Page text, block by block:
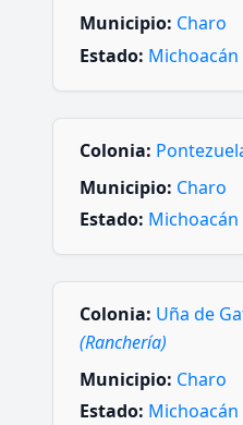
Municipio: Charo
Estado:
Colonia:
Municipio: Charo
Estado:
Colonia: Uña de
(Ranchería)
Municipio: Charo
Estado: